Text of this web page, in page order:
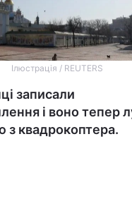
Ілюстрація / REUTERS
записали
і воно тепер
з квадрокоптера.